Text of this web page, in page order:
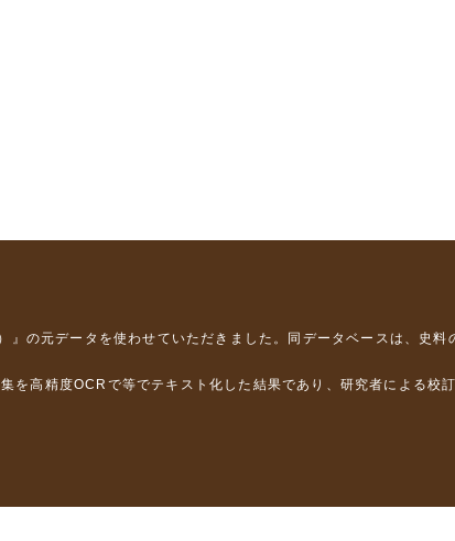
』 の元データを使わせていただきました。同データベースは、史
高精度OCRで等でテキスト化した結果であり、研究者による校